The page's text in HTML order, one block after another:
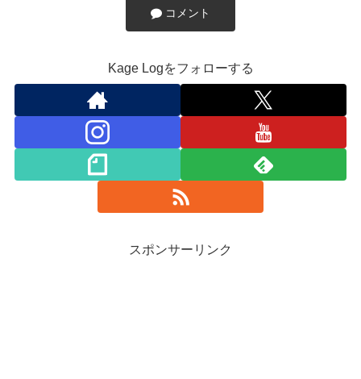
コメント
Kage Logをフォローする
スポンサーリンク